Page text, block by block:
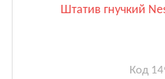
Штатив гнучкий
Код